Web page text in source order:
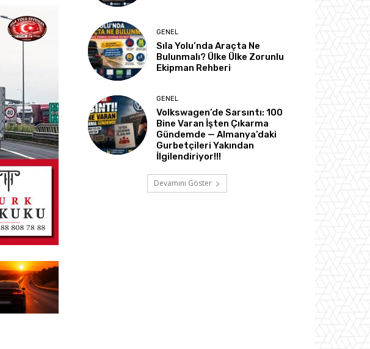
GENEL
Sıla Yolu’nda Araçta Ne
Bulunmalı? Ülke Ülke Zorunlu
Ekipman Rehberi
GENEL
Volkswagen’de Sarsıntı: 100
Bine Varan İşten Çıkarma
Gündemde — Almanya’daki
Gurbetçileri Yakından
İlgilendiriyor!!!
Devamını Göster